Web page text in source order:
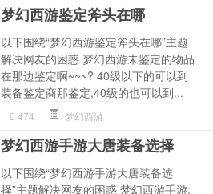
梦幻西游鉴定斧头在哪
以下围绕“梦幻西游鉴定斧头在哪”主题
解决网友的困惑 梦幻西游未鉴定的物品
在那边鉴定啊~~~? 40级以下的可以到
装备鉴定商那鉴定,40级的也可以到...
474 梦幻西游
梦幻西游手游大唐装备选择
以下围绕“梦幻西游手游大唐装备选
择”主题解决网友的困惑 梦幻西游手游: